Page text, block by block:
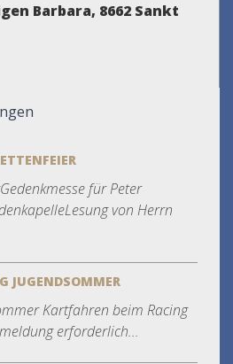
Barbara, 8662 Sankt
für Peter
von Herrn
JUGENDSOMMER
Kartfahren beim Racing
erforderlich...